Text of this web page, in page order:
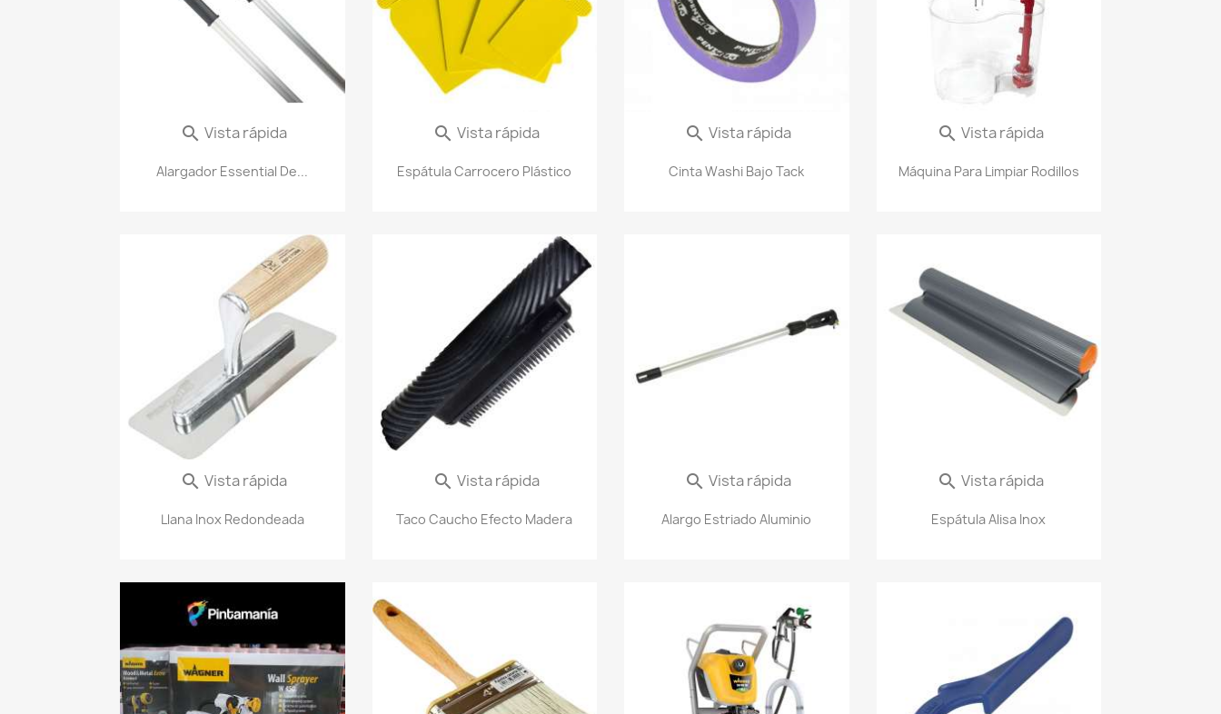
Alargador Essential De...
 Vista rápida
Espátula Carrocero Plástico
 Vista rápida
Cinta Washi Bajo Tack
 Vista rápida
Máquina Para Limpiar Rodillos
 Vista rápida
Llana Inox Redondeada
 Vista rápida
Taco Caucho Efecto Madera
 Vista rápida
Alargo Estriado Aluminio
 Vista rápida
Espátula Alisa Inox
 Vista rápida